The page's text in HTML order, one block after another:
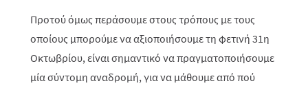
Προτού όμως περάσουμε στους τρόπους με τους
οποίους μπορούμε να αξιοποιήσουμε τη φετινή 31η
Οκτωβρίου, είναι σημαντικό να πραγματοποιήσουμε
μία σύντομη αναδρομή, για να μάθουμε από πού